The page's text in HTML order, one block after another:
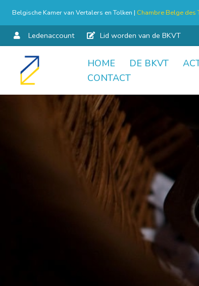
Belgische Kamer van Vertalers en Tolken | Chambre Belge des
Ledenaccount Lid worden van de BKVT
Skip
HOME DE BKVT
CONTACT